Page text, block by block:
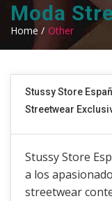
Moda
Home / Other
Stussy Store
Streetwear
Stussy Store
a los
streetwear